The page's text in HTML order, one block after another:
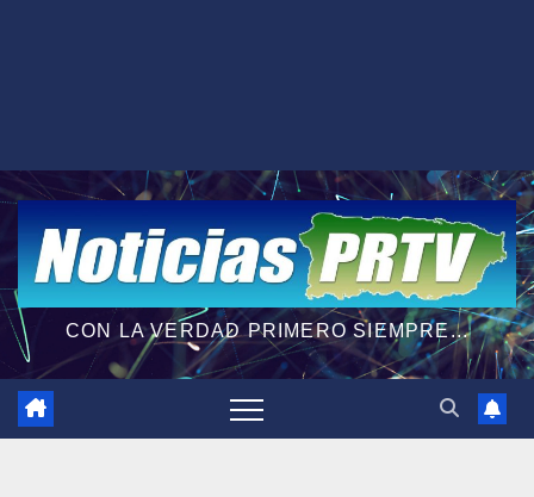
CON LA VERDAD PRIMERO SIEMPRE...